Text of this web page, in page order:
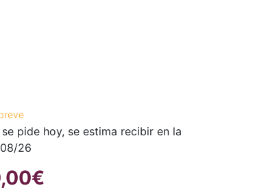
pide hoy, se estima recibir en la
26